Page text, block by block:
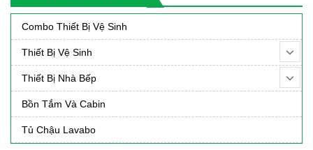
Combo Thiết Bị Vệ Sinh
Thiết Bị Vệ Sinh
Thiết Bị Nhà Bếp
Bồn Tắm Và Cabin
Tủ Chậu Lavabo
7,280,000₫.